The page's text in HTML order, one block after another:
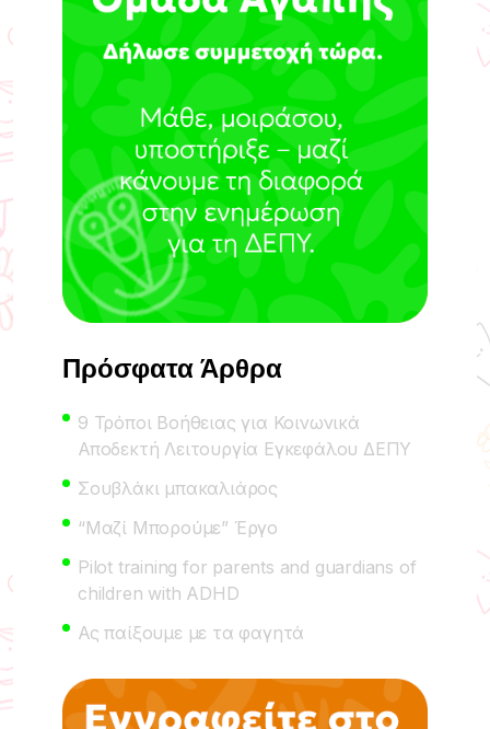
Πρόσφατα Άρθρα
9 Τρόποι Βοήθειας για Κοινωνικά
Αποδεκτή Λειτουργία Εγκεφάλου ΔΕΠΥ
Σουβλάκι μπακαλιάρος
“Μαζί Μπορούμε” Έργο
Pilot training for parents and guardians of
children with ADHD
Ας παίξουμε με τα φαγητά